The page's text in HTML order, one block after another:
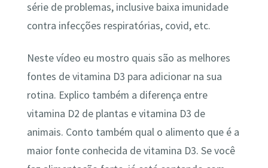
série de problemas, inclusive baixa imunidade
contra infecções respiratórias, covid, etc.
Neste vídeo eu mostro quais são as melhores
fontes de vitamina D3 para adicionar na sua
rotina. Explico também a diferença entre
vitamina D2 de plantas e vitamina D3 de
animais. Conto também qual o alimento que é a
maior fonte conhecida de vitamina D3. Se você